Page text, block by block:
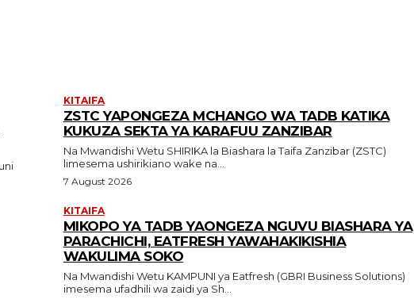
KITAIFA
ZSTC YAPONGEZA MCHANGO WA TADB KATIKA
KUKUZA SEKTA YA KARAFUU ZANZIBAR
Na Mwandishi Wetu SHIRIKA la Biashara la Taifa Zanzibar (ZSTC)
limesema ushirikiano wake na...
7 August 2026
KITAIFA
MIKOPO YA TADB YAONGEZA NGUVU BIASHARA YA
PARACHICHI, EATFRESH YAWAHAKIKISHIA
WAKULIMA SOKO
Na Mwandishi Wetu KAMPUNI ya Eatfresh (GBRI Business Solutions)
imesema ufadhili wa zaidi ya Sh...